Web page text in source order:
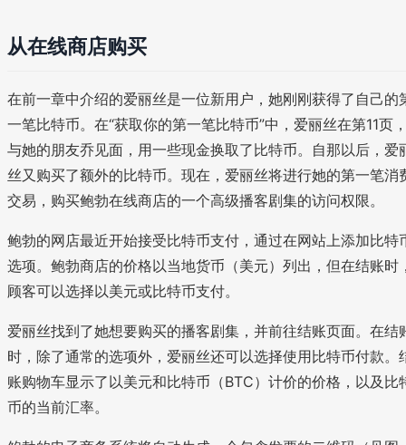
从在线商店购买
在前一章中介绍的爱丽丝是一位新用户，她刚刚获得了自己的
一笔比特币。在“获取你的第一笔比特币”中，爱丽丝在第11页
与她的朋友乔见面，用一些现金换取了比特币。自那以后，爱
丝又购买了额外的比特币。现在，爱丽丝将进行她的第一笔消
交易，购买鲍勃在线商店的一个高级播客剧集的访问权限。
鲍勃的网店最近开始接受比特币支付，通过在网站上添加比特
选项。鲍勃商店的价格以当地货币（美元）列出，但在结账时
顾客可以选择以美元或比特币支付。
爱丽丝找到了她想要购买的播客剧集，并前往结账页面。在结
时，除了通常的选项外，爱丽丝还可以选择使用比特币付款。
账购物车显示了以美元和比特币（BTC）计价的价格，以及比
币的当前汇率。